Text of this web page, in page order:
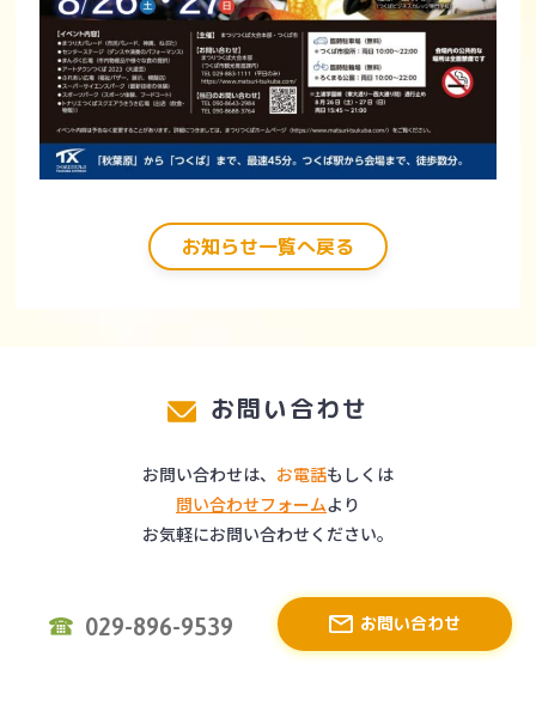
お知らせ一覧へ戻る
お問い合わせ
お問い合わせは、 お電話もしくは
問い合わせフォームより
お気軽にお問い合わせください。
029-896-9539 お問い合わせ